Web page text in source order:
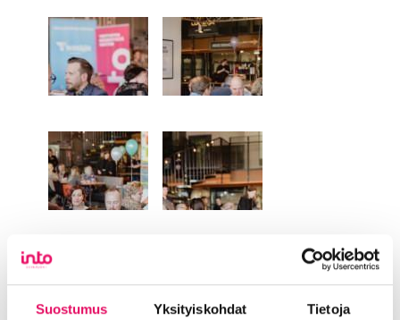
Suostumus Yksityiskohdat Tietoja